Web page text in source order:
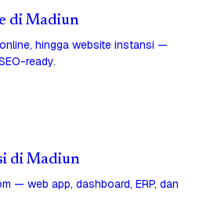
di Madiun
hingga website instansi —
ready.
di Madiun
— web app, dashboard, ERP, dan